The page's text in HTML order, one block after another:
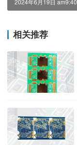
2024年6月19日 am9:40
相关推荐